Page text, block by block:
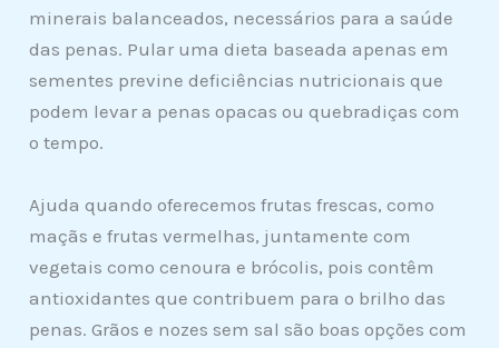
minerais balanceados, necessários para a saúde
das penas. Pular uma dieta baseada apenas em
sementes previne deficiências nutricionais que
podem levar a penas opacas ou quebradiças com
o tempo.
Ajuda quando oferecemos frutas frescas, como
maçãs e frutas vermelhas, juntamente com
vegetais como cenoura e brócolis, pois contêm
antioxidantes que contribuem para o brilho das
penas. Grãos e nozes sem sal são boas opções com